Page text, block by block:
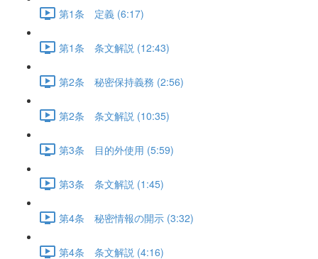
第1条 定義 (6:17)
第1条 条文解説 (12:43)
第2条 秘密保持義務 (2:56)
第2条 条文解説 (10:35)
第3条 目的外使用 (5:59)
第3条 条文解説 (1:45)
第4条 秘密情報の開示 (3:32)
第4条 条文解説 (4:16)